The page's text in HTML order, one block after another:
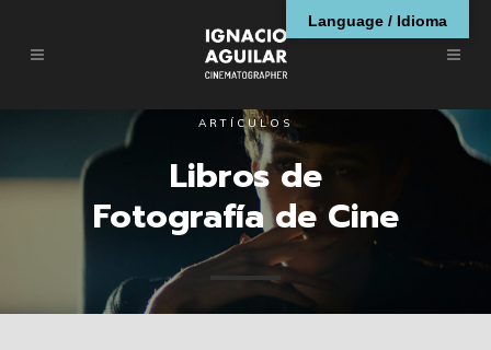
ARTÍCULOS
Libros de
Fotografía de Cine
Language / Idioma